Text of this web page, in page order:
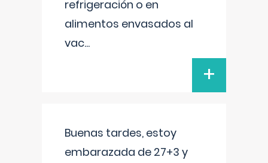
refrigeración o en
alimentos envasados al
vac...
+
Buenas tardes, estoy
embarazada de 27+3 y